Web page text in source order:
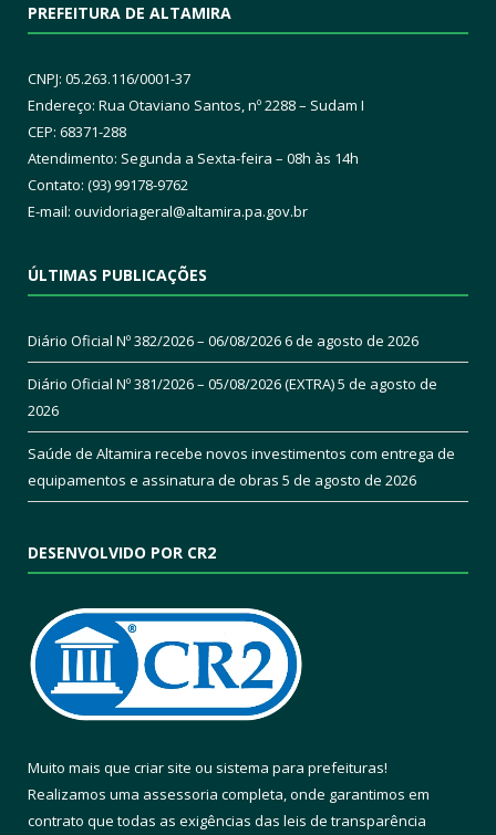
PREFEITURA DE ALTAMIRA
CNPJ: 05.263.116/0001-37
Endereço: Rua Otaviano Santos, nº 2288 – Sudam I
CEP: 68371-288
Atendimento: Segunda a Sexta-feira – 08h às 14h
Contato: (93) 99178-9762
E-mail: ouvidoriageral@altamira.pa.gov.br
ÚLTIMAS PUBLICAÇÕES
Diário Oficial Nº 382/2026 – 06/08/20266 de agosto de 2026
Diário Oficial Nº 381/2026 – 05/08/2026 (EXTRA)5 de agosto de
2026
Saúde de Altamira recebe novos investimentos com entrega de
equipamentos e assinatura de obras 5 de agosto de 2026
DESENVOLVIDO POR CR2
Muito mais que criar site ou sistema para prefeituras!
Realizamos uma assessoria completa, onde garantimos em
contrato que todas as exigências das leis de transparência